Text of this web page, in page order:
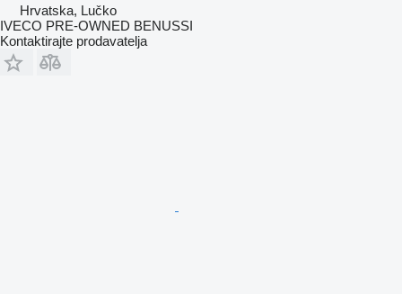
Hrvatska, Lučko
IVECO PRE-OWNED BENUSSI
Kontaktirajte prodavatelja